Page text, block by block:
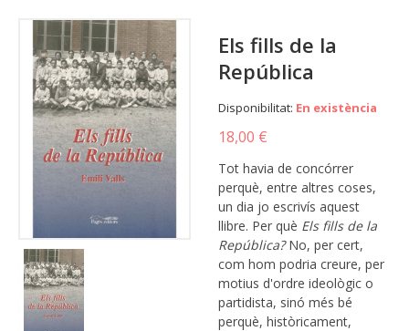
Els fills de la
República
Disponibilitat: En existència
18,00 €
Tot havia de concórrer
perquè, entre altres coses,
un dia jo escrivís aquest
llibre. Per què Els fills de la
República?No, per cert,
com hom podria creure, per
motius d'ordre ideològic o
partidista, sinó més bé
perquè, històricament,